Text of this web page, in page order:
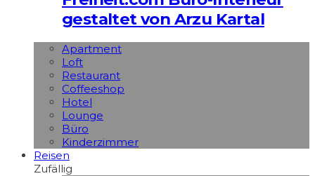
gestaltet von Arzu Kartal
Apart­ment
Loft
Restaurant
Coffeeshop
Hotel
Lounge
Büro
Kinderzimmer
Reisen
Zufällig